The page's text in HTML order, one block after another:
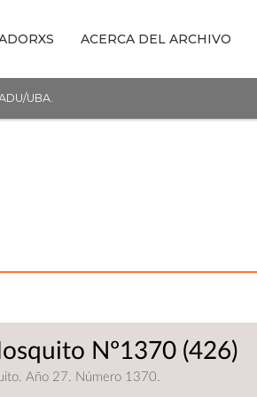
ACERCA DEL ARCHIVO
UBA.
Nº1370 (426)
Año 27. Número 1370.